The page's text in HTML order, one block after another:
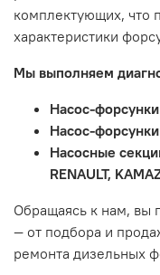
Истек гарантийный
Товар является
тормозные колодки,
Неисправности
или чрезмерным
Неисправность
впуска/выпуска.
комплектующих, что
характеристики
Мы выполняем
Насос-
Насос-
Насосные
RENAULT,
Обращаясь к нам, вы
— от подбора и
ремонта дизельных